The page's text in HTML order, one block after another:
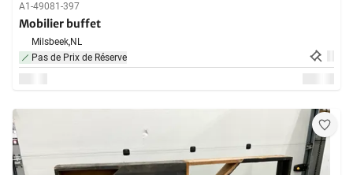
A1-49081-397
Mobilier buffet
Milsbeek,NL
Pas de Prix de Réserve